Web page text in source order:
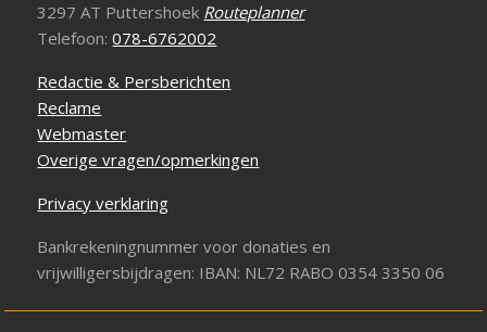
3297 AT Puttershoek Routeplanner
Telefoon:078-6762002
Redactie & Persberichten
Reclame
Webmaster
Overige vragen/opmerkingen
Privacy verklaring
Bankrekeningnummer voor donaties en
vrijwilligersbijdragen: IBAN: NL72 RABO 0354 3350 06